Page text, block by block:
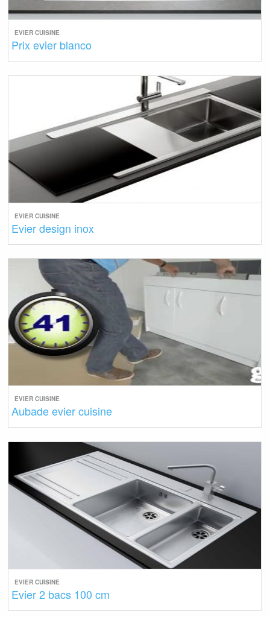
EVIER CUISINE
Prix evier blanco
EVIER CUISINE
Evier design inox
EVIER CUISINE
Aubade evier cuisine
EVIER CUISINE
Evier 2 bacs 100 cm